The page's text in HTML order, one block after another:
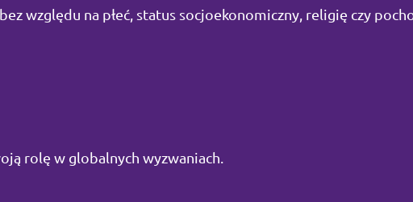
względu na płeć, status socjoekonomiczny, religię czy
rolę w globalnych wyzwaniach.